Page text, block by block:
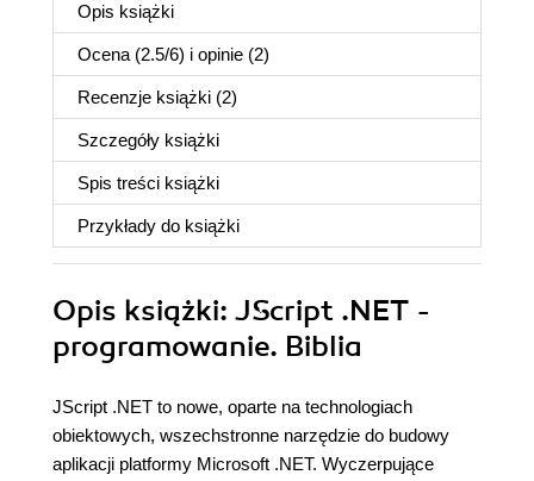
Opis książki
Ocena (2.5/6) i opinie (2)
Recenzje książki (2)
Szczegóły książki
Spis treści książki
Przykłady do książki
Opis książki: JScript .NET -
programowanie. Biblia
JScript .NET to nowe, oparte na technologiach
obiektowych, wszechstronne narzędzie do budowy
aplikacji platformy Microsoft .NET. Wyczerpujące